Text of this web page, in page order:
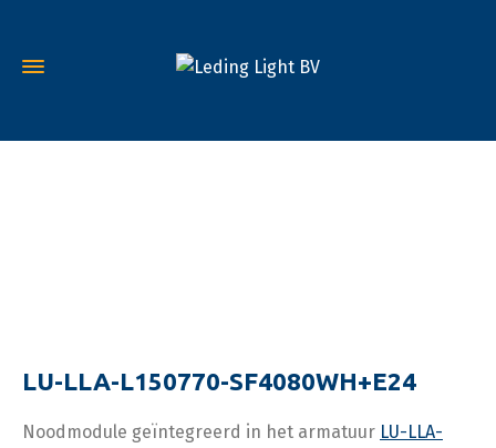
LU-LLA-L150770-SF4080WH+E24
Noodmodule geïntegreerd in het armatuur LU-LLA-